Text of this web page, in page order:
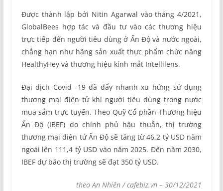
Được thành lập bởi Nitin Agarwal vào tháng 4/2021,
GlobalBees hợp tác và đầu tư vào các thương hiệu
trực tiếp đến người tiêu dùng ở Ấn Độ và nước ngoài,
chẳng hạn như hãng sản xuất thực phẩm chức năng
HealthyHey và thương hiệu kính mắt Intellilens.
Đại dịch Covid -19 đã đẩy nhanh xu hứng sử dụng
thương mại điện tử khi người tiêu dùng trong nước
mua sắm trực tuyến. Theo Quỹ Cổ phần Thương hiệu
Ấn Độ (IBEF) do chính phủ hậu thuẫn, thị trường
thương mại điện tử Ấn Độ sẽ tăng từ 46,2 tỷ USD năm
ngoái lên 111,4 tỷ USD vào năm 2025. Đến năm 2030,
IBEF dự báo thị trường sẽ đạt 350 tỷ USD.
theo An Nhiên / cafebiz.vn – 30/12/2021